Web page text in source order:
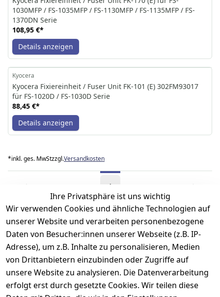
1030MFP / FS-1035MFP / FS-1130MFP / FS-1135MFP / FS-
1370DN Serie
108,95 €*
Details anzeigen
Kyocera
Kyocera Fixiereinheit / Fuser Unit FK-101 (E) 302FM93017
für FS-1020D / FS-1030D Serie
88,45 €*
Details anzeigen
*inkl. ges. MwStzzgl.Versandkosten
1
Ihre Privatsphäre ist uns wichtig
Wir verwenden Cookies und ähnliche Technologien auf
unserer Website und verarbeiten personenbezogene
Daten von Besucher:innen unserer Webseite (z.B. IP-
Adresse), um z.B. Inhalte zu personalisieren, Medien
von Drittanbietern einzubinden oder Zugriffe auf
unsere Website zu analysieren. Die Datenverarbeitung
erfolgt erst durch gesetzte Cookies. Wir teilen diese
Rechtliches
AGB
Impressum
Datenschutze
Kontakt
Prilux Print
Solutions
Wilhem-
Support
Hersteller
Fehlermeldun
Zahlung
und
Versand